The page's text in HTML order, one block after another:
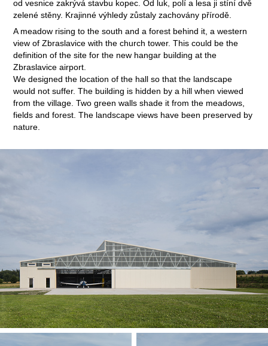
od vesnice zakrývá stavbu kopec. Od luk, polí a lesa ji stíní dvě
zelené stěny. Krajinné výhledy zůstaly zachovány přírodě.
A meadow rising to the south and a forest behind it, a western
view of Zbraslavice with the church tower. This could be the
definition of the site for the new hangar building at the
Zbraslavice airport.
We designed the location of the hall so that the landscape
would not suffer. The building is hidden by a hill when viewed
from the village. Two green walls shade it from the meadows,
fields and forest. The landscape views have been preserved by
nature.